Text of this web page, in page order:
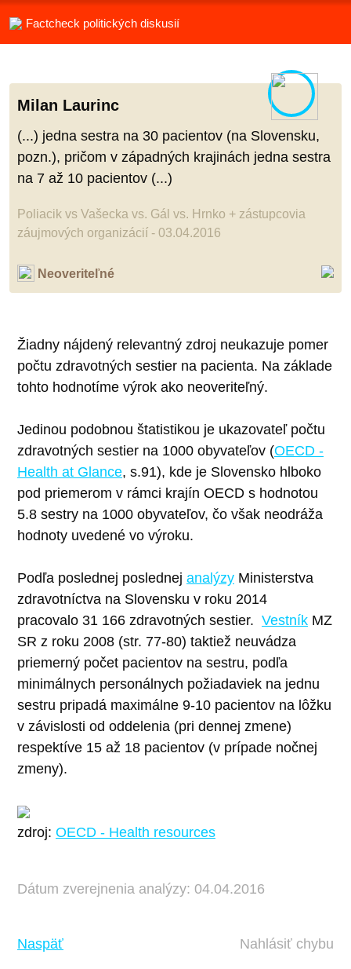
Factcheck politických diskusií
Milan Laurinc
(...) jedna sestra na 30 pacientov (na Slovensku,
pozn.), pričom v západných krajinách jedna sestra
na 7 až 10 pacientov (...)
Poliacik vs Vašecka vs. Gál vs. Hrnko + zástupcovia
záujmových organizácií - 03.04.2016
Neoveriteľné
Žiadny nájdený relevantný zdroj neukazuje pomer
počtu zdravotných sestier na pacienta. Na základe
tohto hodnotíme výrok ako neoveriteľný.
Jedinou podobnou štatistikou je ukazovateľ počtu
zdravotných sestier na 1000 obyvateľov (OECD -
Health at Glance, s.91), kde je Slovensko hlboko
pod priemerom v rámci krajín OECD s hodnotou
5.8 sestry na 1000 obyvateľov, čo však neodráža
hodnoty uvedené vo výroku.
Podľa poslednej poslednej analýzy Ministerstva
zdravotníctva na Slovensku v roku 2014
pracovalo 31 166 zdravotných sestier. Vestník MZ
SR z roku 2008 (str. 77-80) taktiež neuvádza
priemerný počet pacientov na sestru, podľa
minimálnych personálnych požiadaviek na jednu
sestru pripadá maximálne 9-10 pacientov na lôžku
v závislosti od oddelenia (pri dennej zmene)
respektíve 15 až 18 pacientov (v prípade nočnej
zmeny).
zdroj: OECD - Health resources
Dátum zverejnenia analýzy: 04.04.2016
Naspäť Nahlásiť chybu